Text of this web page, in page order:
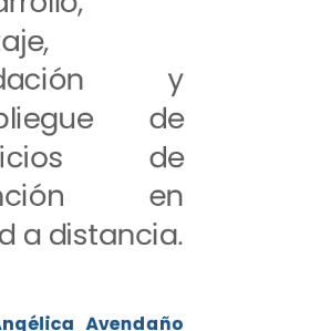
y
de
de
en
a distancia.
Avendaño